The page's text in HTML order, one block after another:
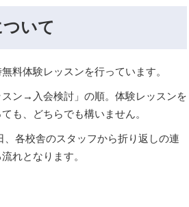
いて
料体験レッスンを行っています。
ン→入会検討」の順。体験レッスンを
も、どちらでも構いません。
各校舎のスタッフから折り返しの連
れとなります。